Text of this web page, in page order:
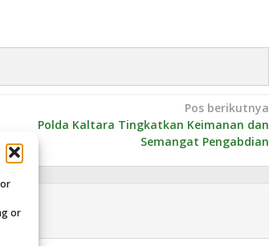
or
Pos berikutnya
Polda Kaltara Tingkatkan Keimanan dan
Semangat Pengabdian